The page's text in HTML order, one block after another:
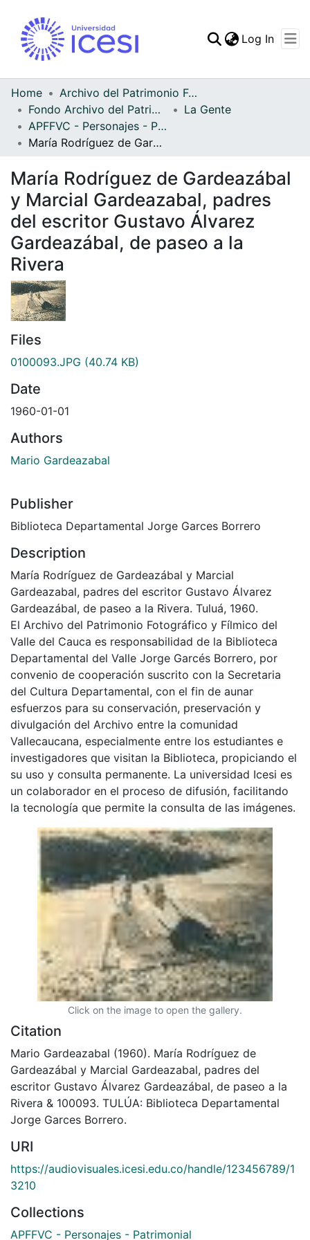
Statistics
Log In
Home
Archivo del Patrimonio Fotográfico y Fílmico del Valle del Cauca
Fondo Archivo del Patrimonio Fotográfico y Fílmico del Valle del Cauca
La Gente
APFFVC - Personajes - Patrimonial
María Rodríguez de Gardeazábal y Marcial Gardeazabal, padres del escritor Gustavo Álvarez Gardeazábal, de paseo a la Rivera
María Rodríguez de Gardeazábal
y Marcial Gardeazabal, padres
del escritor Gustavo Álvarez
Gardeazábal, de paseo a la
Rivera
Files
0100093.JPG (40.74 KB)
Date
1960-01-01
Authors
Mario Gardeazabal
Publisher
Biblioteca Departamental Jorge Garces Borrero
Description
María Rodríguez de Gardeazábal y Marcial
Gardeazabal, padres del escritor Gustavo Álvarez
Gardeazábal, de paseo a la Rivera. Tuluá, 1960.
El Archivo del Patrimonio Fotográfico y Fílmico del
Valle del Cauca es responsabilidad de la Biblioteca
Departamental del Valle Jorge Garcés Borrero, por
convenio de cooperación suscrito con la Secretaria
del Cultura Departamental, con el fin de aunar
esfuerzos para su conservación, preservación y
divulgación del Archivo entre la comunidad
Vallecaucana, especialmente entre los estudiantes e
investigadores que visitan la Biblioteca, propiciando el
su uso y consulta permanente. La universidad Icesi es
un colaborador en el proceso de difusión, facilitando
la tecnología que permite la consulta de las imágenes.
Click on the image to open the gallery.
Citation
Mario Gardeazabal (1960). María Rodríguez de
Gardeazábal y Marcial Gardeazabal, padres del
escritor Gustavo Álvarez Gardeazábal, de paseo a la
Rivera & 100093. TULÚA: Biblioteca Departamental
Jorge Garces Borrero.
URI
https://audiovisuales.icesi.edu.co/handle/123456789/1
3210
Collections
APFFVC - Personajes - Patrimonial